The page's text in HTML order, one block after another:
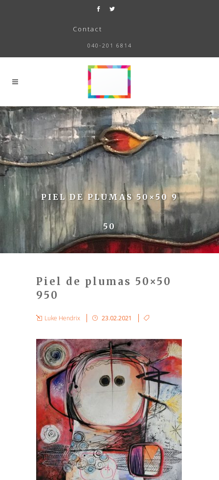
Contact
040-201 6814
PIEL DE PLUMAS 50×50 9
50
Piel de plumas 50×50
950
Luke Hendrix 23.02.2021